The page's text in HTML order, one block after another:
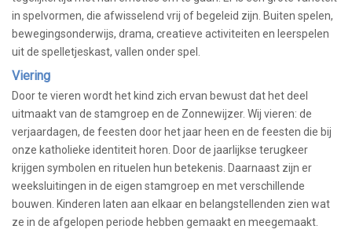
in spelvormen, die afwisselend vrij of begeleid zijn. Buiten spelen,
bewegingsonderwijs, drama, creatieve activiteiten en leerspelen
uit de spelletjeskast, vallen onder spel.
Viering
Door te vieren wordt het kind zich ervan bewust dat het deel
uitmaakt van de stamgroep en de Zonnewijzer. Wij vieren: de
verjaardagen, de feesten door het jaar heen en de feesten die bij
onze katholieke identiteit horen. Door de jaarlijkse terugkeer
krijgen symbolen en rituelen hun betekenis. Daarnaast zijn er
weeksluitingen in de eigen stamgroep en met verschillende
bouwen. Kinderen laten aan elkaar en belangstellenden zien wat
ze in de afgelopen periode hebben gemaakt en meegemaakt.